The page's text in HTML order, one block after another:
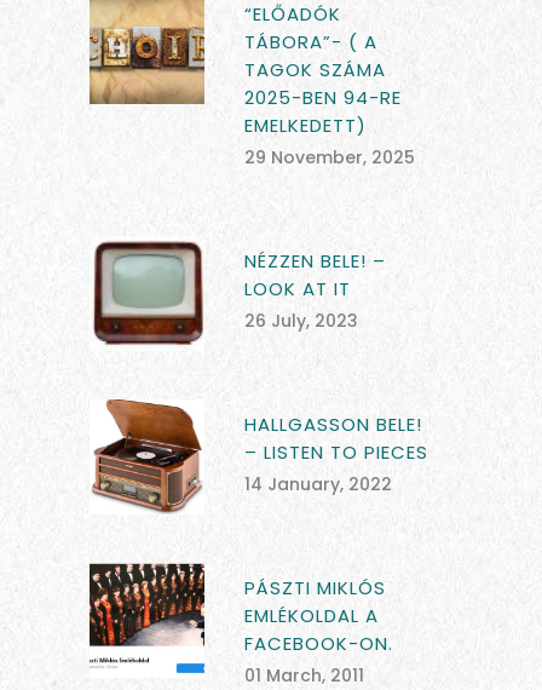
“ELŐADÓK
TÁBORA”- ( A
TAGOK SZÁMA
2025-BEN 94-RE
EMELKEDETT)
29 November, 2025
NÉZZEN BELE! –
LOOK AT IT
26 July, 2023
HALLGASSON BELE!
– LISTEN TO PIECES
14 January, 2022
PÁSZTI MIKLÓS
EMLÉKOLDAL A
FACEBOOK-ON.
01 March, 2011